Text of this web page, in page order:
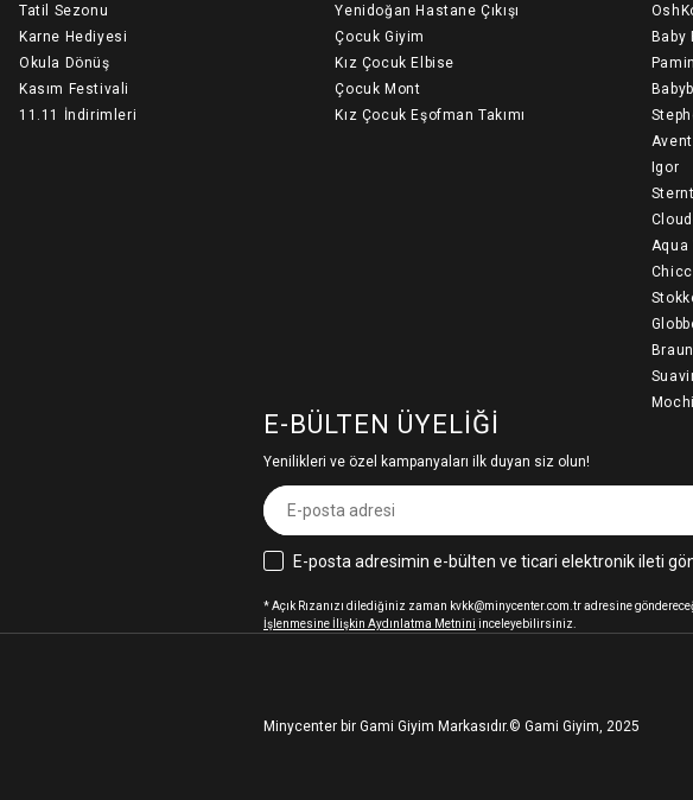
Tatil Sezonu
Karne Hediyesi
Okula Dönüş
Kasım Festivali
11.11 İndirimleri
Yenidoğan Hastane Çıkışı
Çocuk Giyim
Kız Çocuk Elbise
Çocuk Mont
Kız Çocuk Eşofman Takımı
Baby
Avent
Igor
Aqua
Braun
Mochi
E-BÜLTEN ÜYELIĞI
Yenilikleri ve özel kampanyaları ilk duyan siz olun!
E-posta adresimin e-bülten ve ticari elektronik ileti
* Açık Rızanızı dilediğiniz zaman kvkk@minycenter.com.tr adresine
İşlenmesine İlişkin Aydınlatma Metnini inceleyebilirsiniz.
Minycenter bir Gami Giyim Markasıdır. © Gami Giyim, 2025